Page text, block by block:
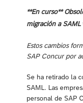
**En curso**
migración a SAML
Estos cambios
SAP Concur por
Se ha retirado la
SAML. Las
personal de SAP